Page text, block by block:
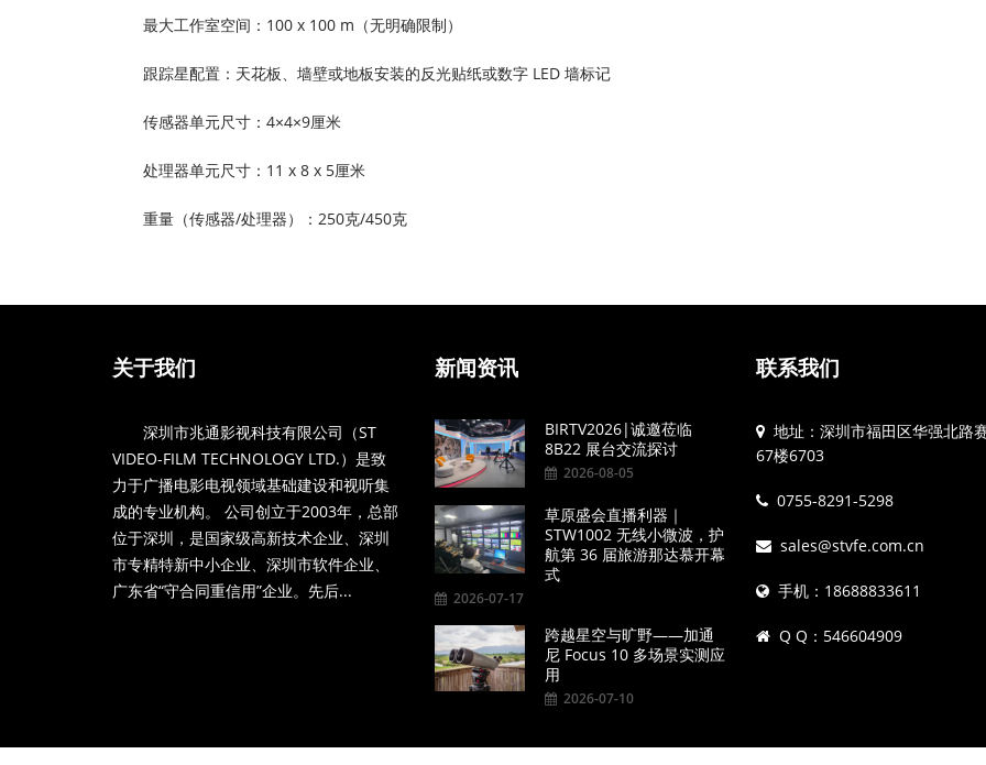
最大工作室空间：100 x 100 m（无明确限制）
跟踪星配置：天花板、墙壁或地板安装的反光贴纸或数字 LED 墙标记
传感器单元尺寸：4×4×9厘米
处理器单元尺寸：11 x 8 x 5厘米
重量（传感器/处理器）：250克/450克
关于我们
深圳市兆通影视科技有限公司（ST
VIDEO-FILM TECHNOLOGY LTD.）是致
力于广播电影电视领域基础建设和视听集
成的专业机构。 公司创立于2003年，总部
位于深圳，是国家级高新技术企业、深圳
市专精特新中小企业、深圳市软件企业、
广东省“守合同重信用”企业。先后...
新闻资讯
BIRTV2026|诚邀莅临
8B22 展台交流探讨
2026-08-05
草原盛会直播利器｜
STW1002 无线小微波，护
航第 36 届旅游那达慕开幕
式
2026-07-17
跨越星空与旷野——加通
尼 Focus 10 多场景实测应
用
2026-07-10
联系我们
地址：深圳市福田区华强北路
67楼6703
0755-8291-5298
sales@stvfe.com.cn
手机：18688833611
Q Q：546604909